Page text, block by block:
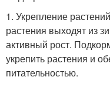
1. Укрепление
растения выходят из
активный рост.
укрепить растения и
питательностью.